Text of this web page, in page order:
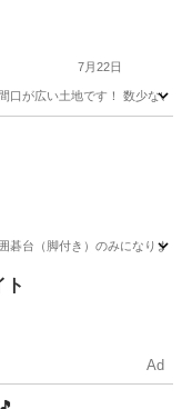
7月22日
口が広い土地です！ 数少な
ョン/一戸建て）
碁台（脚付き）のみになりま
ト
Ad